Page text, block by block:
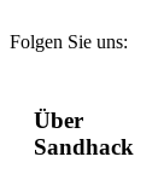
Folgen Sie uns:
Über
Sandhack